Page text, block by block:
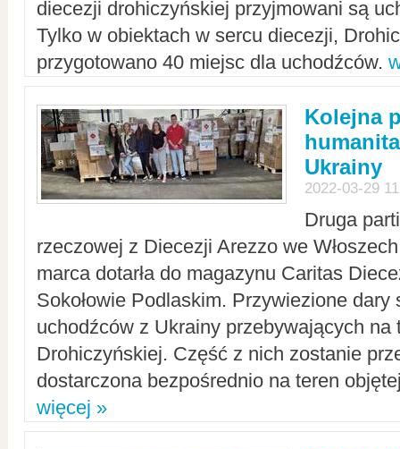
diecezji drohiczyńskiej przyjmowani są
Tylko w obiektach w sercu diecezji,
przygotowano 40 miejsc dla uchodźców.
Kolejna
Ukrainy
2022-03-29
Druga
rzeczowej z Diecezji Arezzo we
marca dotarła do magazynu Caritas
Sokołowie Podlaskim. Przywiezione dary
uchodźców z Ukrainy przebywających na
Drohiczyńskiej. Część z nich zostanie
dostarczona bezpośrednio na teren
więcej »